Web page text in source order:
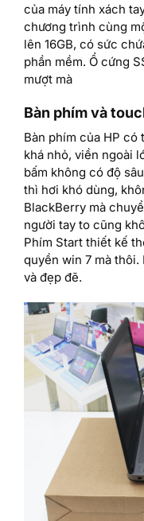
của máy tính xách
chương trình cùng
lên 16GB, có sức
phần mềm. Ổ cứng
mượt mà
Bàn phím và
Bàn phím của HP có
khá nhỏ, viền ngoài
bấm không có độ
thì hơi khó dùng,
BlackBerry mà
người tay to cũng
Phím Start thiết kế
quyền win 7 mà
và đẹp đẽ.